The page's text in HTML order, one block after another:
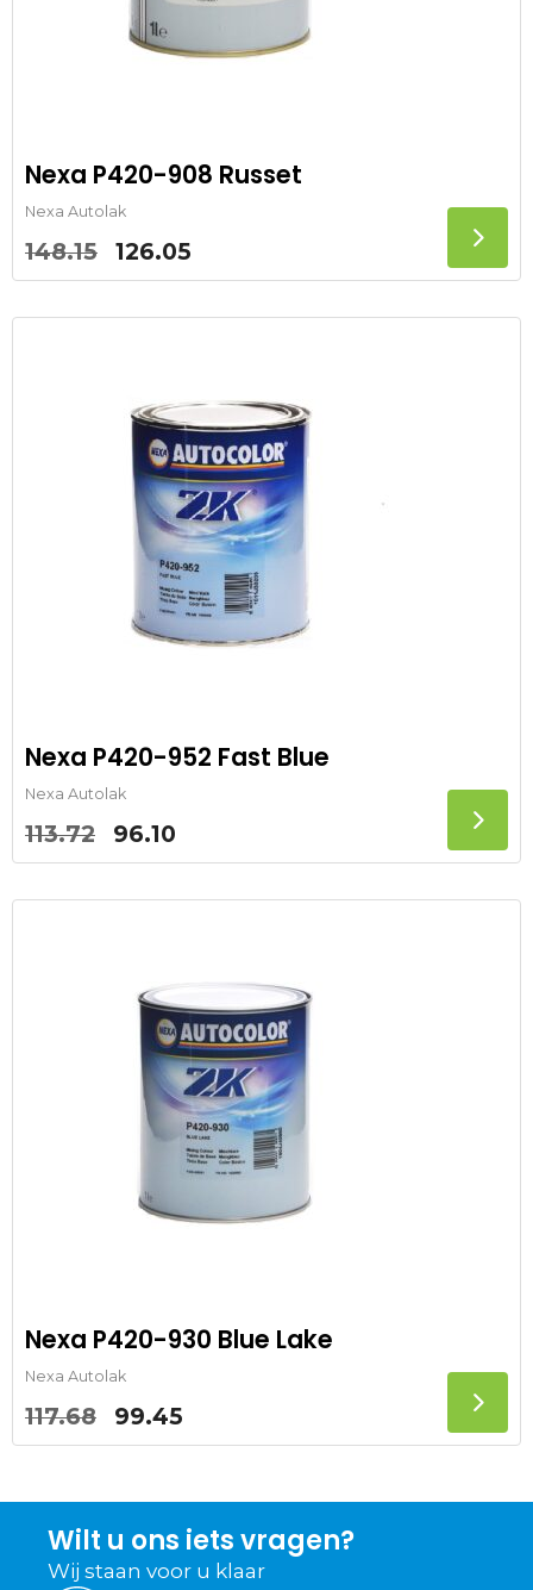
Nexa P420-908 Russet
Nexa Autolak
148.15
Oorspronkelijke
prijs
was:
126.05
prijs
is:
Nexa P420-952 Fast Blue
Nexa Autolak
113.72
Oorspronkelijke
prijs
was:
96.10
prijs
is:
Nexa P420-930 Blue Lake
Nexa Autolak
117.68
Oorspronkelijke
prijs
99.45
prijs
Wilt u ons iets vragen?
Wij staan voor u klaar